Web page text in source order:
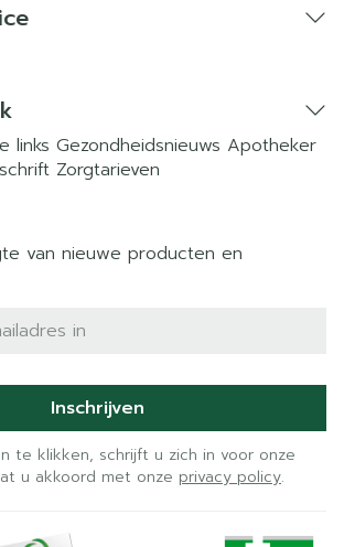
links Gezondheidsnieuws Apotheker
Zorgtarieven
van nieuwe producten en
Inschrijven
te klikken, schrijft u zich in voor onze
u akkoord met onze privacy policy.